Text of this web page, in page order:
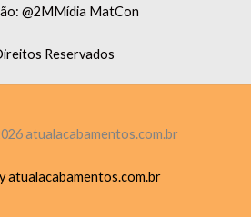
@2MMídia MatCon
Reservados
atualacabamentos.com.br
atualacabamentos.com.br